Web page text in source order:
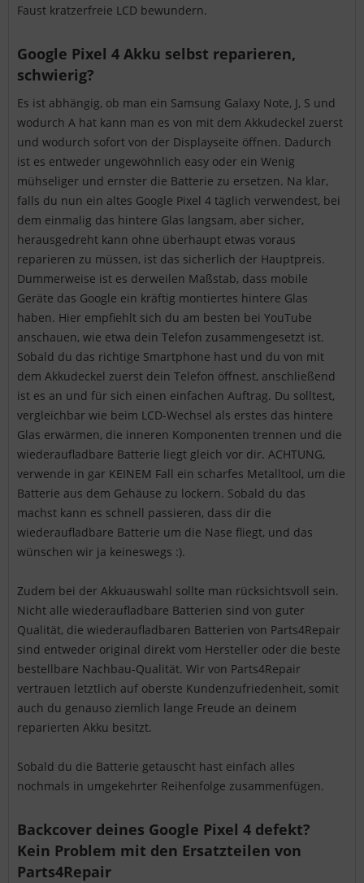
Faust kratzerfreie LCD bewundern.
Google Pixel 4 Akku selbst reparieren,
schwierig?
Es ist abhängig, ob man ein Samsung Galaxy Note, J, S und
wodurch A hat kann man es von mit dem Akkudeckel zuerst
und wodurch sofort von der Displayseite öffnen. Dadurch
ist es entweder ungewöhnlich easy oder ein Wenig
mühseliger und ernster die Batterie zu ersetzen. Na klar,
falls du nun ein altes Google Pixel 4 täglich verwendest, bei
dem einmalig das hintere Glas langsam, aber sicher,
herausgedreht kann ohne überhaupt etwas voraus
reparieren zu müssen, ist das sicherlich der Hauptpreis.
Dummerweise ist es derweilen Maßstab, dass mobile
Geräte das Google ein kräftig montiertes hintere Glas
haben. Hier empfiehlt sich du am besten bei YouTube
anschauen, wie etwa dein Telefon zusammengesetzt ist.
Sobald du das richtige Smartphone hast und du von mit
dem Akkudeckel zuerst dein Telefon öffnest, anschließend
ist es an und für sich einen einfachen Auftrag. Du solltest,
vergleichbar wie beim LCD-Wechsel als erstes das hintere
Glas erwärmen, die inneren Komponenten trennen und die
wiederaufladbare Batterie liegt gleich vor dir. ACHTUNG,
verwende in gar KEINEM Fall ein scharfes Metalltool, um die
Batterie aus dem Gehäuse zu lockern. Sobald du das
machst kann es schnell passieren, dass dir die
wiederaufladbare Batterie um die Nase fliegt, und das
wünschen wir ja keineswegs :).
Zudem bei der Akkuauswahl sollte man rücksichtsvoll sein.
Nicht alle wiederaufladbare Batterien sind von guter
Qualität, die wiederaufladbaren Batterien von Parts4Repair
sind entweder original direkt vom Hersteller oder die beste
bestellbare Nachbau-Qualität. Wir von Parts4Repair
vertrauen letztlich auf oberste Kundenzufriedenheit, somit
auch du genauso ziemlich lange Freude an deinem
reparierten Akku besitzt.
Sobald du die Batterie getauscht hast einfach alles
nochmals in umgekehrter Reihenfolge zusammenfügen.
Backcover deines Google Pixel 4 defekt?
Kein Problem mit den Ersatzteilen von
Parts4Repair